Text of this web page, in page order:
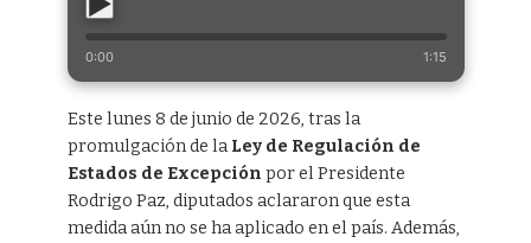
0:00 1:15
Este lunes 8 de junio de 2026, tras la
promulgación de la Ley de Regulación de
Estados de Excepción por el Presidente
Rodrigo Paz, diputados aclararon que esta
medida aún no se ha aplicado en el país. Además,